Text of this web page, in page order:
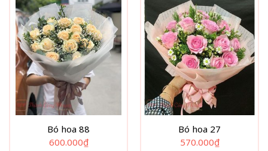
Bó hoa 88
600.000₫
Bó hoa 27
570.000₫